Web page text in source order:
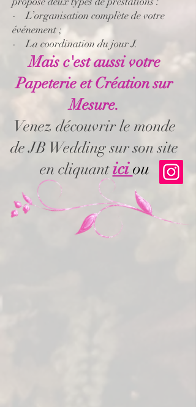
- L’organisation complète de votre
événement ;
- La coordination du jour J.
Mais c'est aussi votre
Papeterie et Création sur
Mesure.
Venez découvrir le monde
de JB Wedding sur son site
en cliquanticiou